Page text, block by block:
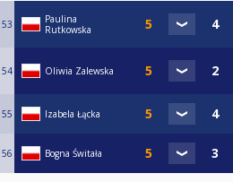
53
Paulina
Rutkowska
54 Oliwia Zalewska
55 Izabela Łącka
56 Bogna Świtała